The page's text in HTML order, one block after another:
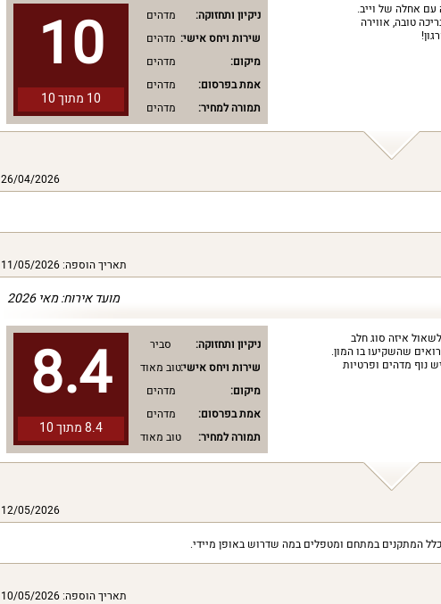
10
10 מתוך 10
ניקיון ותחזוקה:
מדהים
שירות ויחס אישי: מדהים
מיקום:
מדהים
אמת בפרסום:
מדהים
תמורה למחיר:
מדהים
עם אחלה של וייב.
טובה, אווירה
26/04/2026
תאריך הוספה: 11/05/2026
מועד אירוח: מאי 2026
8.4
8.4 מתוך 10
ניקיון ותחזוקה:
סביר
שירות ויחס אישי:טוב מאוד
מיקום:
מדהים
אמת בפרסום:
מדהים
תמורה למחיר:
טוב מאוד
איזה סוג חלב
שהשקיעו בו המון.
נוף מדהים ופרטיות
12/05/2026
המתקנים במתחם ומטפלים במה שדרוש באופן מיידי.
תאריך הוספה: 10/05/2026